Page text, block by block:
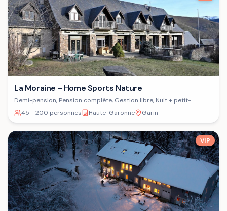
La Moraine - Home Sports Nature
Demi-pension, Pension complète, Gestion libre, Nuit + petit-
déjeuner
45 - 200 personnes Haute-Garonne Garin
VIP